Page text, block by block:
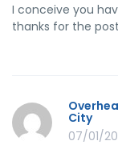
I conceive you
thanks for the
City
07/01/